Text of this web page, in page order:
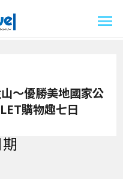
～優勝美地國家公
購物趣七日